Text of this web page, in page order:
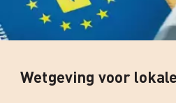
Wetgeving voor